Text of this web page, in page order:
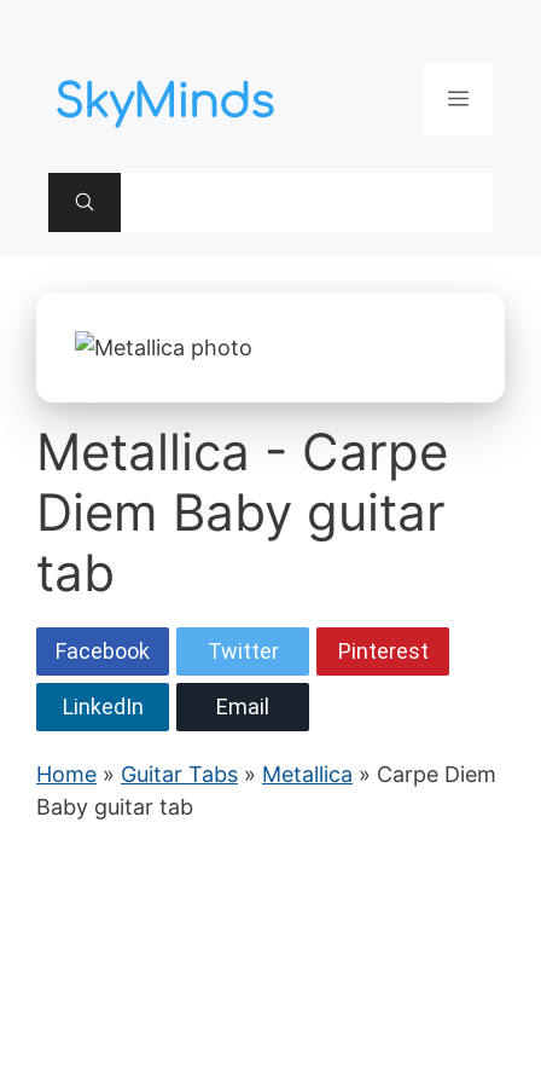
contenu
Menu
Metallica - Carpe
Diem Baby guitar
tab
Facebook Twitter Pinterest
LinkedIn Email
Home » Guitar Tabs » Metallica » Carpe Diem
Baby guitar tab